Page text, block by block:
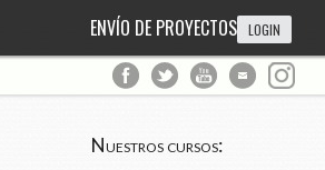
ENVÍO DE PROYECTOS LOGIN
Nuestros cursos: